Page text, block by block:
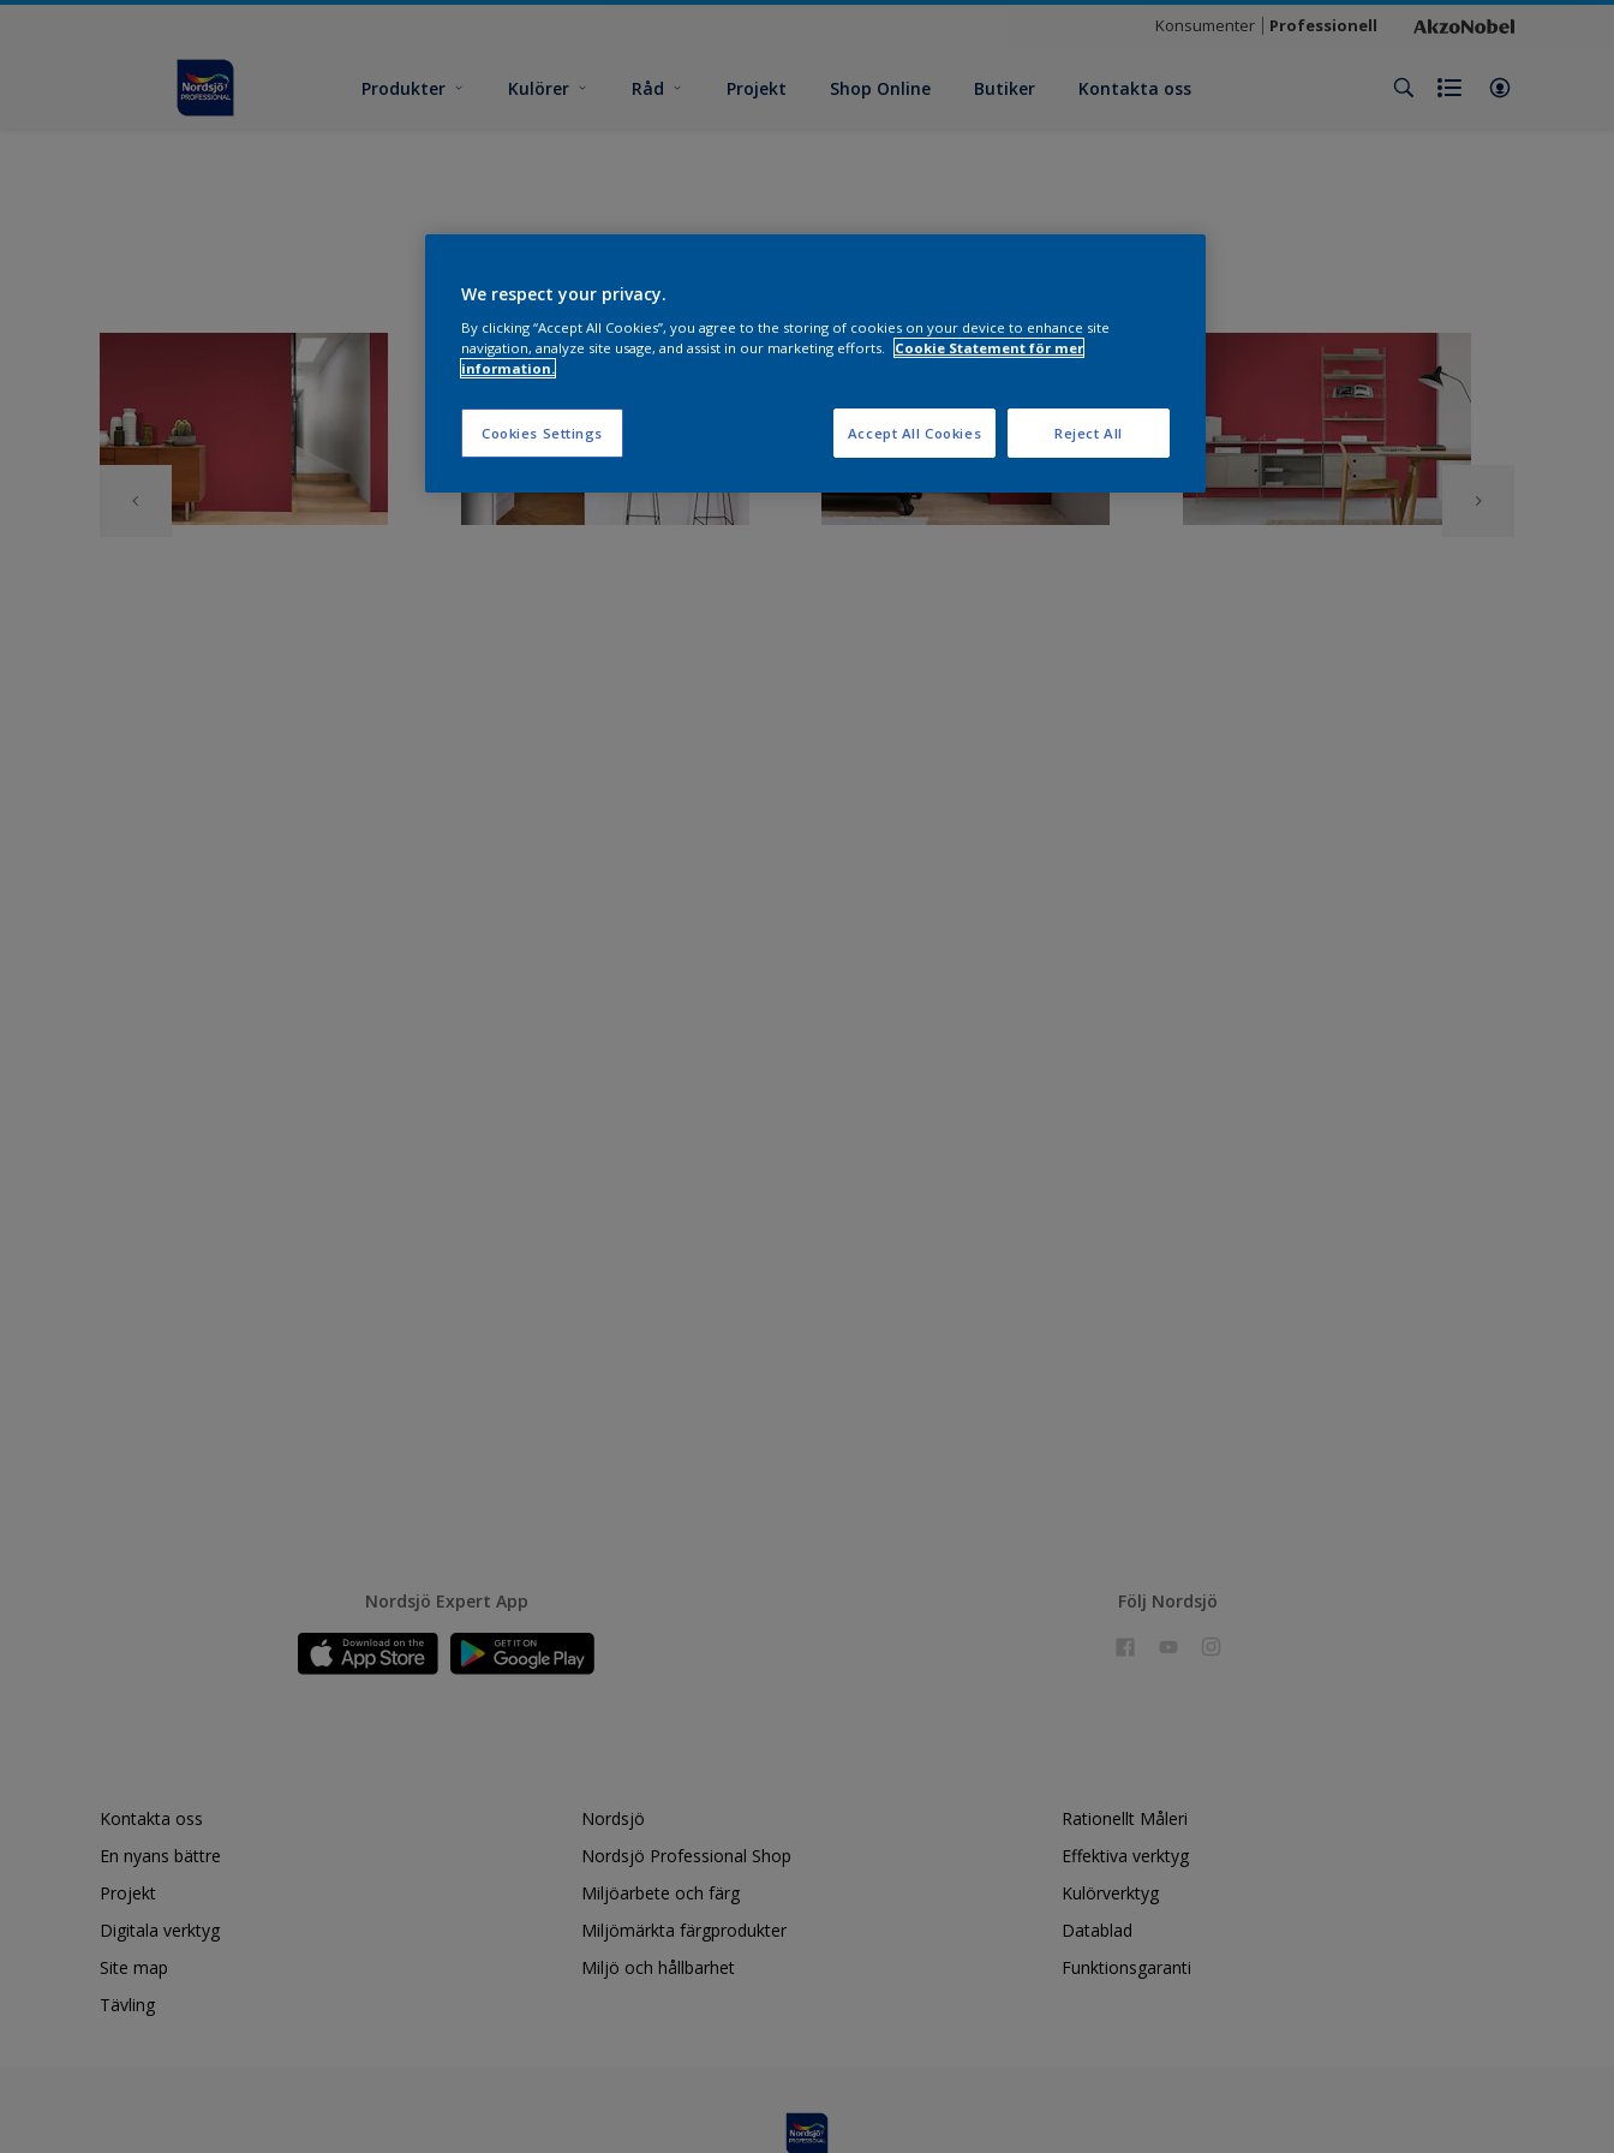
Konsumenter Professionell
Produkter Kulörer Råd Projekt Shop Online Butiker Kontakta oss
Nordsjö Expert App Följ Nordsjö
Kontakta oss
En nyans bättre
Projekt
Digitala verktyg
Site map
Tävling
Nordsjö
Nordsjö Professional Shop
Miljöarbete och färg
Miljömärkta färgprodukter
Miljö och hållbarhet
Rationellt Måleri
Effektiva verktyg
Kulörverktyg
Datablad
Funktionsgaranti
We respect your privacy.
By clicking “Accept All Cookies”, you agree to the storing of cookies on your device to enhance site
navigation, analyze site usage, and assist in our marketing efforts.
Cookie Statement för mer
information.
Cookies Settings Reject All
Accept All Cookies